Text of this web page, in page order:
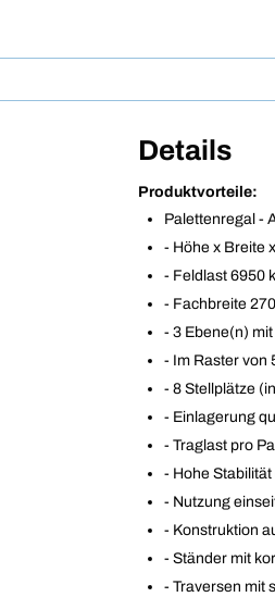
Details
Produktvorteile:
Palettenregal -
- Höhe x Breite
- Feldlast 6950
- Fachbreite
- 3 Ebene(n)
- Im Raster von
- 8 Stellplätze
- Einlagerung
- Traglast pro
- Hohe
- Nutzung
- Konstruktion
- Ständer mit
- Traversen mit